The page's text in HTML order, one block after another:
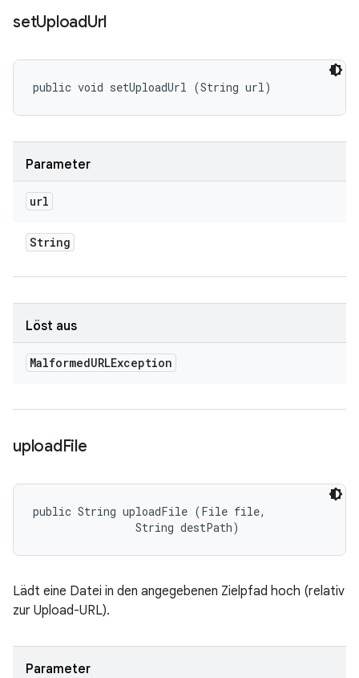
setUploadUrl
public void setUploadUrl (String url)
Parameter
url
String
Löst aus
MalformedURLException
uploadFile
public String uploadFile (File file,
                String destPath)
Lädt eine Datei in den angegebenen Zielpfad hoch (relativ
zur Upload-URL).
Parameter